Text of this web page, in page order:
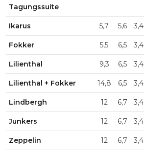
Tagungssuite
Ikarus 5,7 5,6 3,4
Fokker 5,5 6,5 3,4
Lilienthal 9,3 6,5 3,4
Lilienthal + Fokker 14,8 6,5 3,4
Lindbergh 12 6,7 3,4
Junkers 12 6,7 3,4
Zeppelin 12 6,7 3,4